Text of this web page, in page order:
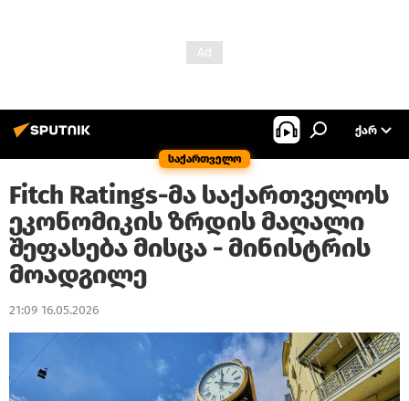
საქართველო
ᲥᲐᲠ
Fitch Ratings-მა საქართველოს
ეკონომიკის ზრდის მაღალი
შეფასება მისცა - მინისტრის
მოადგილე
21:09 16.05.2026